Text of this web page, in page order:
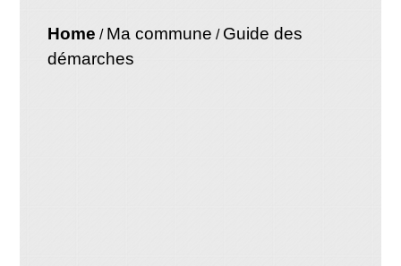
Home / Ma commune / Guide des
démarches